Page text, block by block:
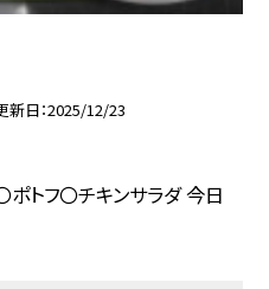
新日 2025/12/23
トフ〇チキンサラダ 今日